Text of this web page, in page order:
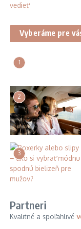
Vyberáme pre
1
2
3
Partneri
Kvalitné a spoľahlivé